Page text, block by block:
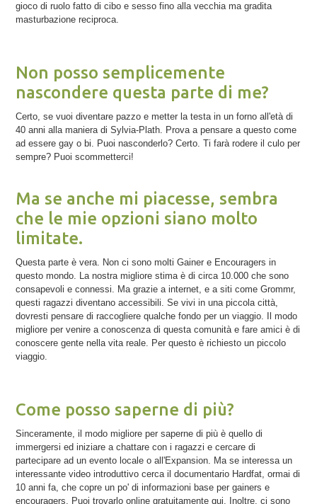
gioco di ruolo fatto di cibo e sesso fino alla vecchia ma gradita
masturbazione reciproca.
Non posso semplicemente
nascondere questa parte di me?
Certo, se vuoi diventare pazzo e metter la testa in un forno all'età di
40 anni alla maniera di Sylvia-Plath. Prova a pensare a questo come
ad essere gay o bi. Puoi nasconderlo? Certo. Ti farà rodere il culo per
sempre? Puoi scommetterci!
Ma se anche mi piacesse, sembra
che le mie opzioni siano molto
limitate.
Questa parte è vera. Non ci sono molti Gainer e Encouragers in
questo mondo. La nostra migliore stima è di circa 10.000 che sono
consapevoli e connessi. Ma grazie a internet, e a siti come Grommr,
questi ragazzi diventano accessibili. Se vivi in una piccola città,
dovresti pensare di raccogliere qualche fondo per un viaggio. Il modo
migliore per venire a conoscenza di questa comunità e fare amici è di
conoscere gente nella vita reale. Per questo è richiesto un piccolo
viaggio.
Come posso saperne di più?
Sinceramente, il modo migliore per saperne di più è quello di
immergersi ed iniziare a chattare con i ragazzi e cercare di
partecipare ad un evento locale o all'Expansion. Ma se interessa un
interessante video introduttivo cerca il documentario Hardfat, ormai di
10 anni fa, che copre un po' di informazioni base per gainers e
encouragers. Puoi trovarlo online gratuitamente qui. Inoltre, ci sono